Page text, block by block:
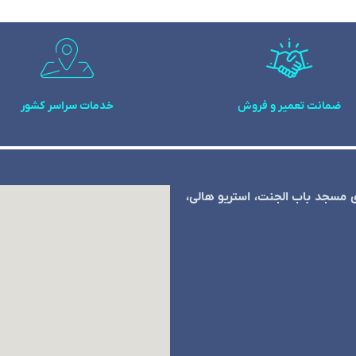
ضمانت تعمیر و فروش خدمات سراسر کشور
مسجد باب الجنت، استریو هالی،